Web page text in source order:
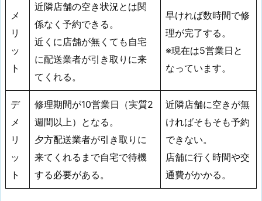
メ
リ
ッ
ト
近隣店舗の空き状況とは関
係なく予約できる。
近くに店舗が無くても自宅
に配送業者が引き取りに来
てくれる。
早ければ数時間で修
理が完了する。
※現在は5営業日と
なっています。
デ
メ
リ
ッ
ト
修理期間が10営業日（実質2
週間以上）となる。
夕方配送業者が引き取りに
来てくれるまで自宅で待機
する必要がある。
近隣店舗に空きが無
ければそもそも予約
できない。
店舗に行く時間や交
通費がかかる。